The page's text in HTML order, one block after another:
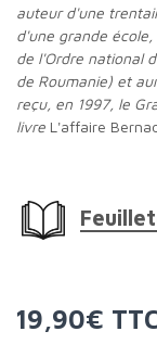
auteur d'une
d'une grande
de l'Ordre national
de Roumanie) et
reçu, en 1997, le
livre L'affaire
19,90€